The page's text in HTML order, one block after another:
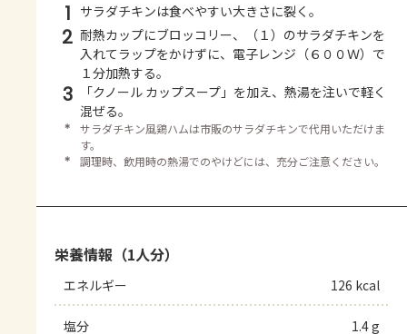
1 サラダチキンは食べやすい大きさに裂く。
2 耐熱カップにブロッコリー、（１）のサラダチキンを
入れてラップをかけずに、電子レンジ（６００Ｗ）で
１分加熱する。
3
「クノール カップスープ」を加え、熱湯を注いで軽く
混ぜる。
＊
サラダチキン風鶏ハムは市販のサラダチキンで代用いただけま
す。
＊
調理時、飲用時の熱湯でのやけどには、充分ご注意ください。
栄養情報（1人分）
エネルギー 126 kcal
塩分 1.4 g